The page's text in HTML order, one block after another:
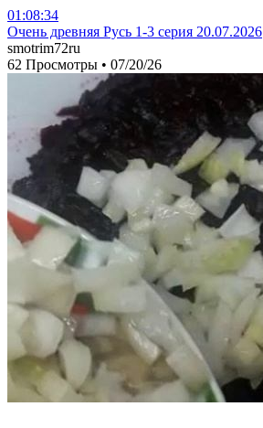
01:08:34
⁣Очень древняя Русь 1-3 серия 20.07.2026
smotrim72ru
62 Просмотры • 07/20/26